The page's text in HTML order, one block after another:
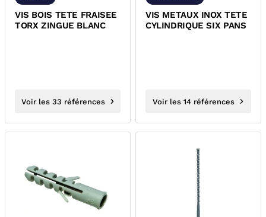
VIS BOIS TETE FRAISEE
TORX ZINGUE BLANC
Voir les 33 références
VIS METAUX INOX TETE
CYLINDRIQUE SIX PANS
Voir les 14 références